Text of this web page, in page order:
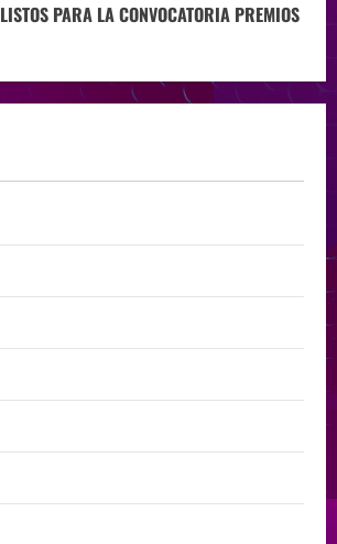
LISTOS PARA LA CONVOCATORIA PREMIOS